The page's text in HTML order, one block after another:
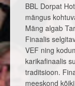
BBL Dorpat
mängus
Mäng algab
Finaalis
VEF ning
karikafinaalis
traditsioon.
meeskond